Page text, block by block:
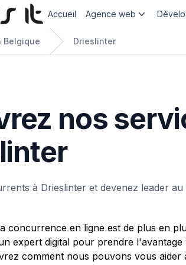
Accueil Agence web
Belgique Drieslinter
nos
à Drieslinter et devenez leader
concurrence en ligne est de plus en
expert digital pour prendre l'avantage
comment nous pouvons vous aider